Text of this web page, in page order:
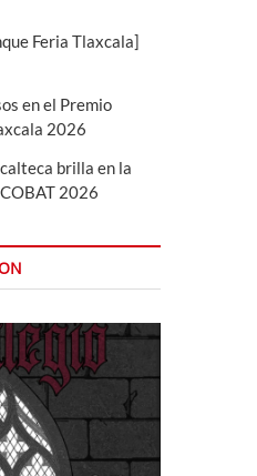
Feria Tlaxcala]
en el Premio
2026
brilla en la
2026